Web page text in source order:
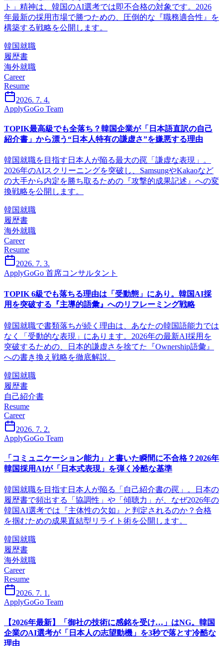
ト」精神は、韓国のAI選考では即不合格の対象です。2026
年最新の採用市場で勝つための、圧倒的な『職務適合性』を
構築する戦略を公開します。
韓国就職
履歴書
海外就職
Career
Resume
2026. 7. 4.
ApplyGoGo Team
TOPIK最高級でも全落ち？韓国企業が「日本語直訳の自己
紹介書」から漂う“日本人特有の謙虚さ”を嫌悪する理由
韓国就職を目指す日本人が陥る最大の罠「謙虚な表現」。
2026年のAIスクリーニングを突破し、SamsungやKakaoなど
の大手から内定を勝ち取るための『攻撃的成果記述』への変
換戦略を公開します。
韓国就職
履歴書
海外就職
Career
Resume
2026. 7. 3.
ApplyGoGo 首席コンサルタント
TOPIK 6級でも落ちる理由は「受動態」にあり。韓国AI採
用を突破する『主導的語彙』へのリフレーミング戦略
韓国就職で書類落ちが続く理由は、あなたの韓国語能力では
なく「受動的な表現」にあります。2026年の最新AI採用を
突破するための、日本的謙虚さを捨てた『Ownership語彙』
への書き換え戦略を徹底解説。
韓国就職
履歴書
自己紹介書
Resume
Career
2026. 7. 2.
ApplyGoGo Team
「コミュニケーション能力」と書いた瞬間に不合格？2026年
韓国採用AIが「日本式表現」を弾く冷酷な基準
韓国就職を目指す日本人が陥る「自己紹介書の罠」。日本の
履歴書で頻出する「協調性」や「傾聴力」が、なぜ2026年の
韓国AI選考では『主体性の欠如』と判定されるのか？合格
を掴むための成果直結型リライト術を公開します。
韓国就職
履歴書
海外就職
Career
Resume
2026. 7. 1.
ApplyGoGo Team
【2026年最新】「御社の技術に感銘を受け…」はNG。韓国
企業のAI選考が「日本人の志望動機」を3秒で落とす冷酷な
理由